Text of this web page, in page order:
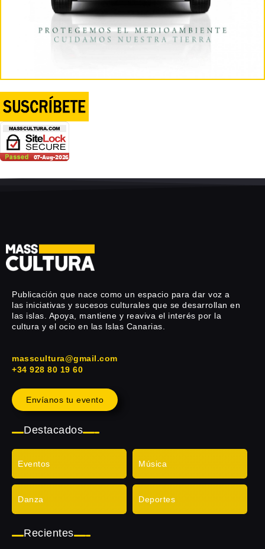
Publicación que nace como un espacio para dar voz a
las iniciativas y sucesos culturales que se desarrollan en
las islas. Apoya, mantiene y reaviva el interés por la
cultura y el ocio en las Islas Canarias.
masscultura@gmail.com
+34 928 80 19 60
Envíanos tu evento
Destacados
Eventos Música
Danza Deportes
Recientes